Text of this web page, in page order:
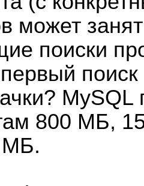
может
поиски
поиск
MySQL
800 МБ,
МБ.